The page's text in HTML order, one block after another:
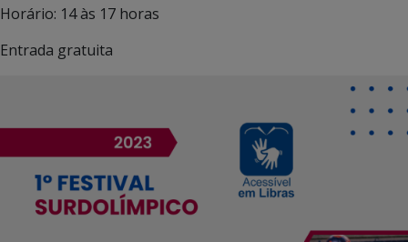
Horário: 14 às 17 horas
Entrada gratuita